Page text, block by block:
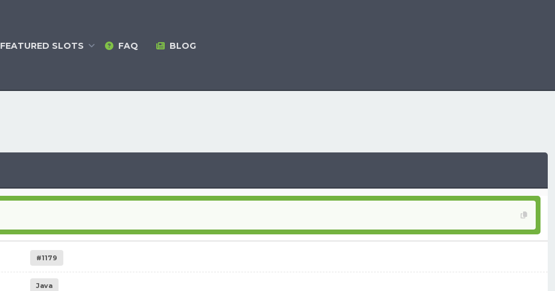
FEATURED SLOTS FAQ BLOG
#1179
Java